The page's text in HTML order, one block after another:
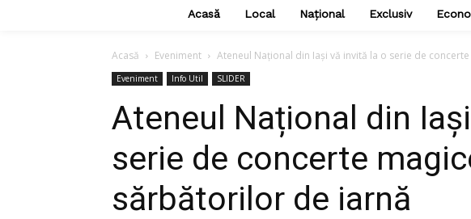
Acasă Local Național Exclusiv
Acasă Eveniment Ateneul Național din Iași vă invită la o serie de concerte
Eveniment Info Util SLIDER
Ateneul Național din
serie de concerte
sărbătorilor de iarnă